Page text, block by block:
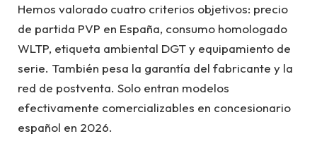
Hemos valorado cuatro criterios objetivos: precio
de partida PVP en España, consumo homologado
WLTP, etiqueta ambiental DGT y equipamiento de
serie. También pesa la garantía del fabricante y la
red de postventa. Solo entran modelos
efectivamente comercializables en concesionario
español en 2026.